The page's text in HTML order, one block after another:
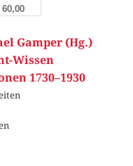
Gamper (Hg.)
Wissen
1730–1930